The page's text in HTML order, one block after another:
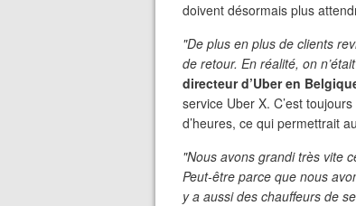
doivent désormais plus
"De plus en plus de clients
de retour. En réalité, on
directeur d’Uber en
service Uber X. C’est
d’heures, ce qui permettrait
"Nous avons grandi très vite
Peut-être parce que nous
y a aussi des chauffeurs de